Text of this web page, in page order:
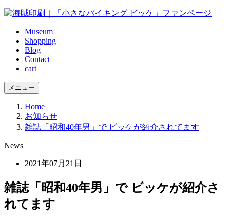
Museum
Shopping
Blog
Contact
cart
メニュー
Home
お知らせ
雑誌「昭和40年男」で ビッケが紹介されてます
News
2021年07月21日
雑誌「昭和40年男」で ビッケが紹介さ
れてます